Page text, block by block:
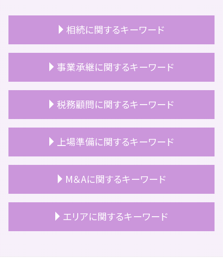
相続に関するキーワード
相続税
相続税 申告期限
相続税 障害者控除
相続 不動産 名義変更
相続 受け取り方
相続 青色申告
相続税 追徴課税
相続税 2割加算
相続 順位
事業承継に関するキーワード
事業承継 税理士
事業承継 事業継承
事業承継 課題
事業承継 マッチング
事業承継 税金
事業承継 継承
事業承継 個人
事業承継 計画書
税務顧問に関するキーワード
税務顧問 相場
税理士 顧問契約 変更
税務顧問 記帳代行
顧問契約 個人
顧問契約
税務顧問
上場準備に関するキーワード
上場 種類
ipo メリット
上場準備 期間
上場 どうやって
M＆Aに関するキーワード
m&a 案件
m&a 個人
エリアに関するキーワード